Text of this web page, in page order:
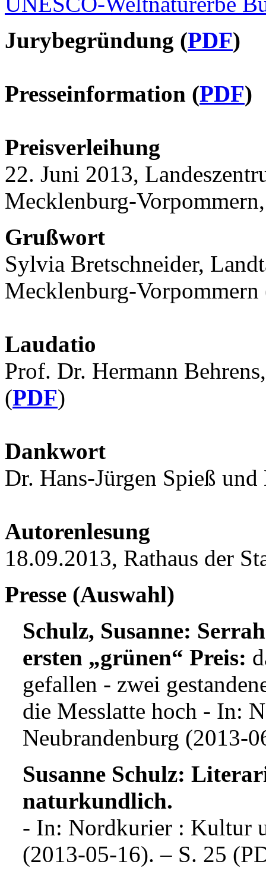
Jurybegründung (PDF)
Presseinformation (PDF)
Preisverleihung
22. Juni 2013,
Mecklenburg-
Grußwort
Sylvia Bretschneider,
Mecklenburg-Vorpommern
Laudatio
Prof. Dr. Hermann
(PDF)
Dankwort
Dr. Hans-Jürgen Spieß
Autorenlesung
18.09.2013, Rathaus der
Presse (Auswahl)
Schulz, Susanne:
ersten „grünen“ Preis:
gefallen - zwei
die Messlatte hoch - In:
Neubrandenburg (2013-
Susanne Schulz:
naturkundlich.
- In: Nordkurier : Kultur
(2013-05-16). – S. 25